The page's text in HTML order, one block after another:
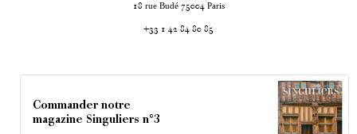
18 rue Budé 75004 Paris
+33 1 42 84 80 85
Commander notre
magazine Singuliers n°3